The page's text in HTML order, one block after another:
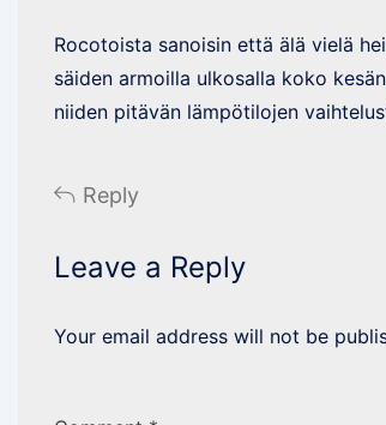
Rocotoista sanoisin että älä vielä
säiden armoilla ulkosalla koko
niiden pitävän lämpötilojen
Reply
Leave a Reply
Your email address will not be